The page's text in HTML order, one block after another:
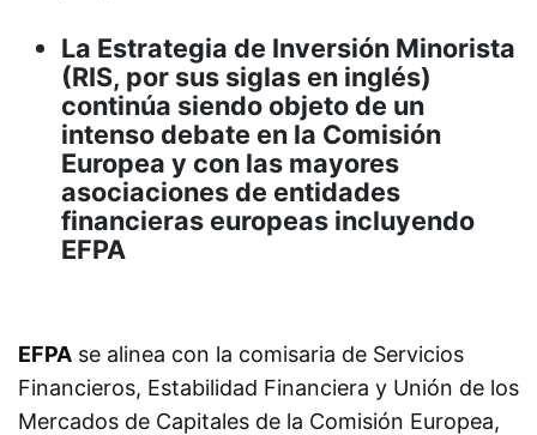
La Estrategia de Inversión Minorista
(RIS, por sus siglas en inglés)
continúa siendo objeto de un
intenso debate en la Comisión
Europea y con las mayores
asociaciones de entidades
financieras europeas incluyendo
EFPA
EFPA se alinea con la comisaria de Servicios
Financieros, Estabilidad Financiera y Unión de los
Mercados de Capitales de la Comisión Europea,